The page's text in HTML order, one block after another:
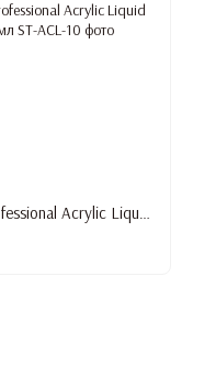
Рідкий полігель Starlet Professional Acrylic Liquid Gel FRENCH BEIGE, 15 мл